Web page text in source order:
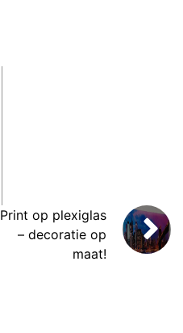
Print op plexiglas
– decoratie op
maat!